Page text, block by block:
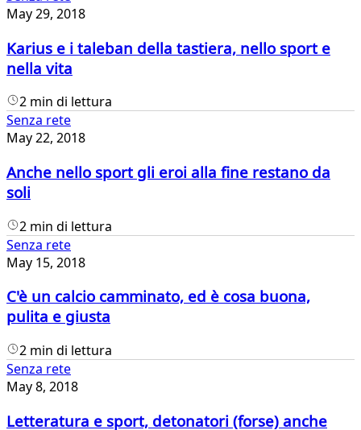
May 29, 2018
Karius e i taleban della tastiera, nello sport e
nella vita
2 min di lettura
Senza rete
May 22, 2018
Anche nello sport gli eroi alla fine restano da
soli
2 min di lettura
Senza rete
May 15, 2018
C'è un calcio camminato, ed è cosa buona,
pulita e giusta
2 min di lettura
Senza rete
May 8, 2018
Letteratura e sport, detonatori (forse) anche